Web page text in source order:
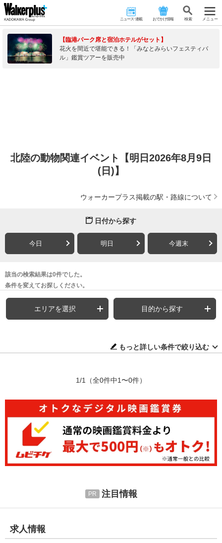
ニュース･連載 おでかけ情報 検 索 メニュー
【臨港パーク席と宿泊ホテルがセット】
花火を間近で堪能できる！「みなとみらいフェスティバ
ル」鑑賞ツアーを販売中
北陸の動物関連イベント【明日2026年8月9日
(日)】
ウォーカープラス掲載の駅・路線について
日付から探す
今日 明日 今週末
該当の検索結果は0件でした。
条件を変えてお探しください。
エリアを選択 目的から探す
もっと詳しい条件で絞り込む
1/1 （全0件中1〜0件）
注目情報
求人情報